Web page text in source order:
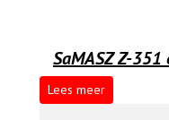
SaMASZ Z-
Lees meer